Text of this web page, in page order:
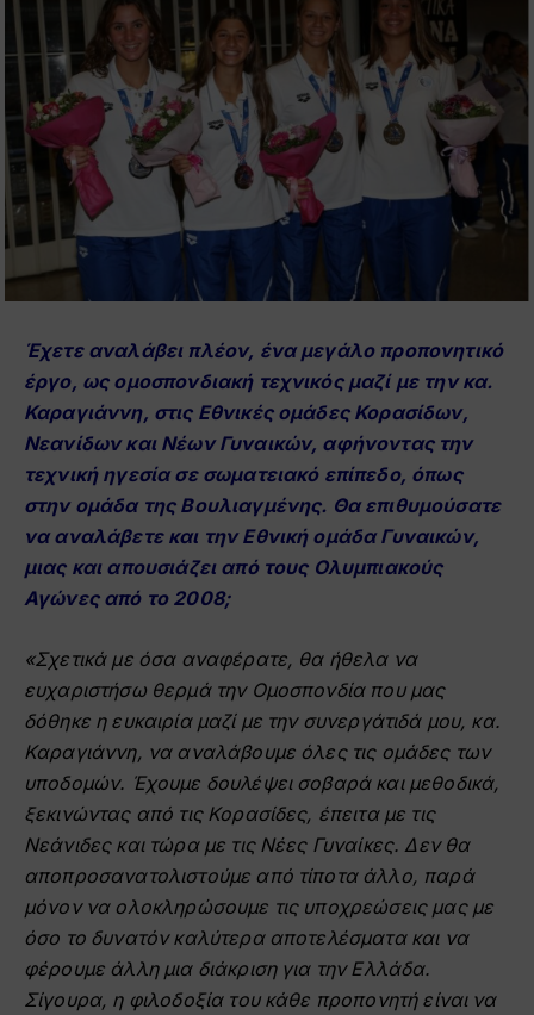
Έχετε αναλάβει πλέον, ένα μεγάλο προπονητικό
έργο, ως ομοσπονδιακή τεχνικός μαζί με την κα.
Καραγιάννη, στις Εθνικές ομάδες Κορασίδων,
Νεανίδων και Νέων Γυναικών, αφήνοντας την
τεχνική ηγεσία σε σωματειακό επίπεδο, όπως
στην ομάδα της Βουλιαγμένης. Θα επιθυμούσατε
να αναλάβετε και την Εθνική ομάδα Γυναικών,
μιας και απουσιάζει από τους Ολυμπιακούς
Αγώνες από το 2008;
«Σχετικά με όσα αναφέρατε, θα ήθελα να
ευχαριστήσω θερμά την Ομοσπονδία που μας
δόθηκε η ευκαιρία μαζί με την συνεργάτιδά μου, κα.
Καραγιάννη, να αναλάβουμε όλες τις ομάδες των
υποδομών. Έχουμε δουλέψει σοβαρά και μεθοδικά,
ξεκινώντας από τις Κορασίδες, έπειτα με τις
Νεάνιδες και τώρα με τις Νέες Γυναίκες. Δεν θα
αποπροσανατολιστούμε από τίποτα άλλο, παρά
μόνον να ολοκληρώσουμε τις υποχρεώσεις μας με
όσο το δυνατόν καλύτερα αποτελέσματα και να
φέρουμε άλλη μια διάκριση για την Ελλάδα.
Σίγουρα, η φιλοδοξία του κάθε προπονητή είναι να